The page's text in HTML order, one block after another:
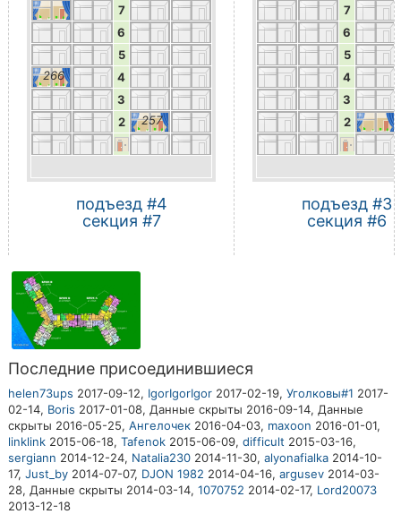
7
6
5
266
4
3
2
257
подъезд #4
секция #7
7
6
5
4
3
2
подъезд #3
секция #6
Последние присоединившиеся
helen73ups 2017-09-12, IgorIgorIgor 2017-02-19, Уголковы#1 2017-
02-14, Boris 2017-01-08, Данные скрыты 2016-09-14, Данные
скрыты 2016-05-25, Ангелочек 2016-04-03, maxoon 2016-01-01,
linklink 2015-06-18, Tafenok 2015-06-09, difficult 2015-03-16,
sergiann 2014-12-24, Natalia230 2014-11-30, alyonafialka 2014-10-
17, Just_by 2014-07-07, DJON 1982 2014-04-16, argusev 2014-03-
28, Данные скрыты 2014-03-14, 1070752 2014-02-17, Lord20073
2013-12-18